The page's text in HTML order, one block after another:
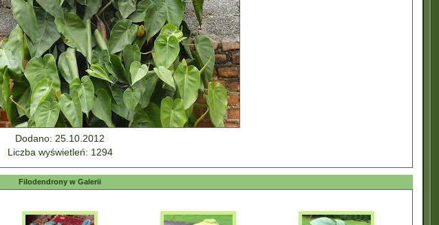
Dodano: 25.10.2012
Liczba wyświetleń: 1294
Filodendrony w Galerii